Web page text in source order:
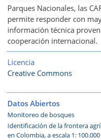
Parques Nacionales, las
permite responder con
información técnica
cooperación internacional.
Licencia
Creative Commons
Datos Abiertos
Monitoreo de bosques
Identificación de la frontera
en Colombia, a escala 1: 100.000